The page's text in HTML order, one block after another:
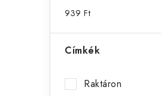
a 939 Ft
Címkék
Raktáron